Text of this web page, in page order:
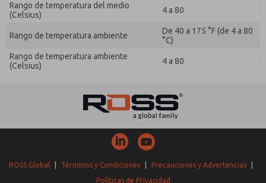
Rango de temperatura del medio
(Celsius)
4 a 80
Rango de temperatura ambiente
De 40 a 175 °F (de 4 a 80
°C)
Rango de temperatura ambiente
(Celsius)
4 a 80
ROSS Global Términos y Condiciones Precauciones y Advertencias
Políticas de Privacidad